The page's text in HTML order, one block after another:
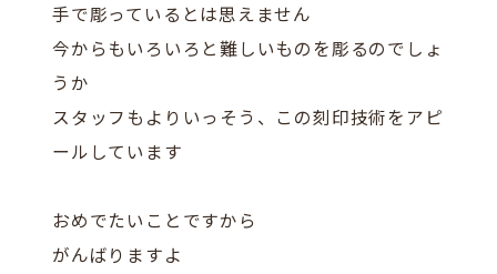
手で彫っているとは思えません
今からもいろいろと難しいものを彫るのでしょ
うか
スタッフもよりいっそう、この刻印技術をアピ
ールしています
おめでたいことですから
がんばりますよ